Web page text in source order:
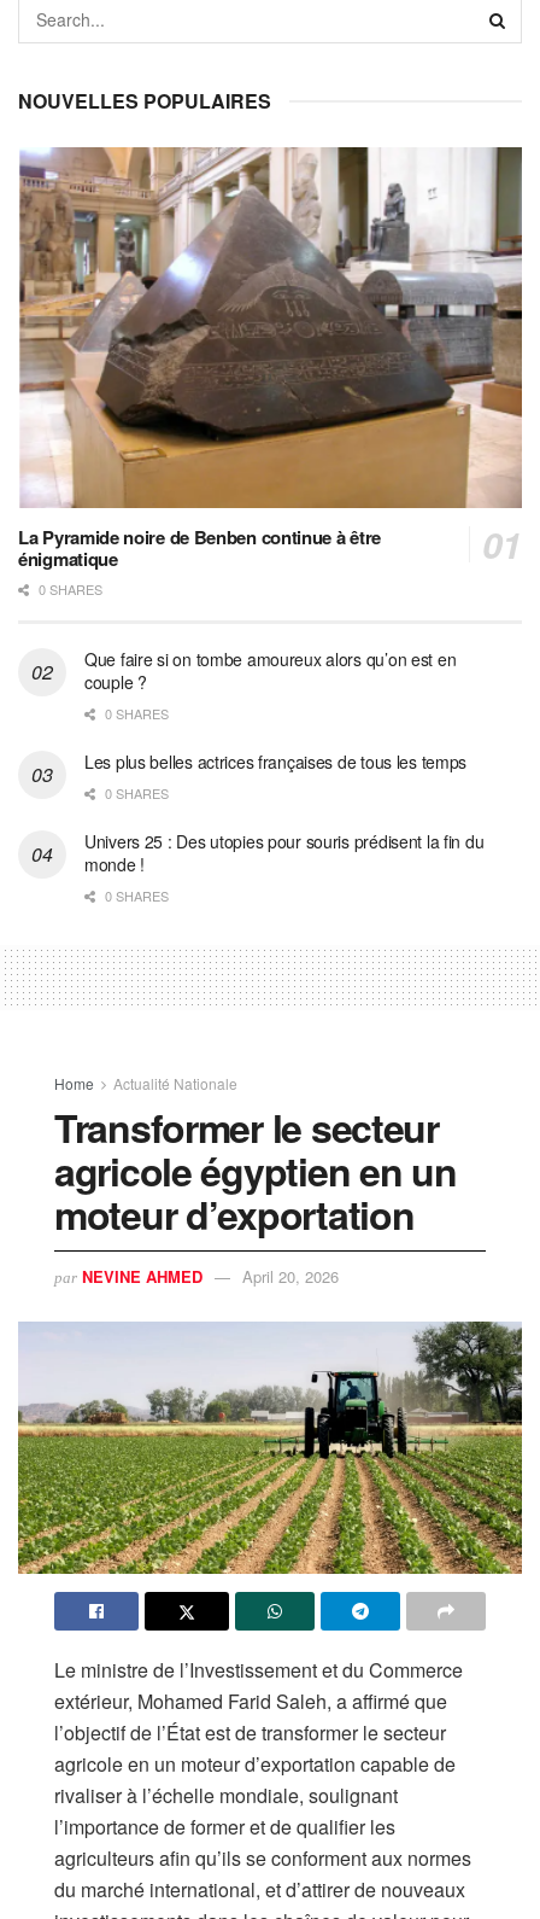
NOUVELLES POPULAIRES
La Pyramide noire de Benben continue à être
énigmatique
0 SHARES
Que faire si on tombe amoureux alors qu’on est en
couple ?
0 SHARES
Les plus belles actrices françaises de tous les temps
0 SHARES
Univers 25 : Des utopies pour souris prédisent la fin du
monde !
0 SHARES
Home Actualité Nationale
Transformer le secteur
agricole égyptien en un
moteur d’exportation
par NEVINE AHMED April 20, 2026
Le ministre de l’Investissement et du Commerce
extérieur, Mohamed Farid Saleh, a affirmé que
l’objectif de l’État est de transformer le secteur
agricole en un moteur d’exportation capable de
rivaliser à l’échelle mondiale, soulignant
l’importance de former et de qualifier les
agriculteurs afin qu’ils se conforment aux normes
du marché international, et d’attirer de nouveaux